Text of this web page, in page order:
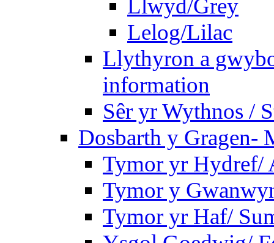
Llwyd/Grey
Lelog/Lilac
Llythyron a
information
Sêr yr Wythnos /
Dosbarth y Gragen-
Tymor yr Hydref/
Tymor y
Tymor yr Haf/